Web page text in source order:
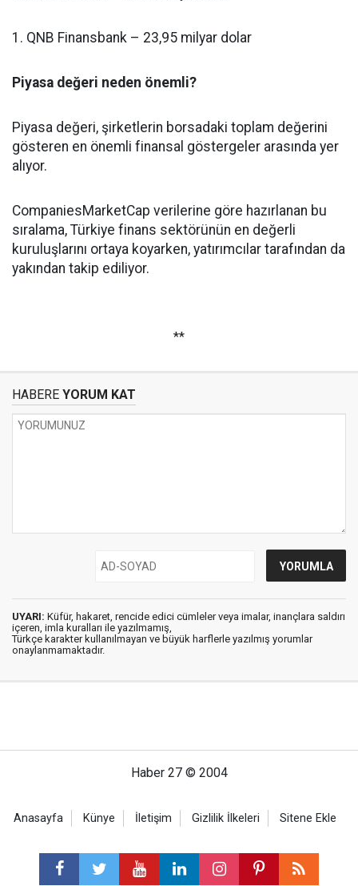
1. QNB Finansbank – 23,95 milyar dolar
Piyasa değeri neden önemli?
Piyasa değeri, şirketlerin borsadaki toplam değerini
gösteren en önemli finansal göstergeler arasında yer
alıyor.
CompaniesMarketCap verilerine göre hazırlanan bu
sıralama, Türkiye finans sektörünün en değerli
kuruluşlarını ortaya koyarken, yatırımcılar tarafından da
yakından takip ediliyor.
**
HABERE YORUM KAT
UYARI: Küfür, hakaret, rencide edici cümleler veya imalar, inançlara saldırı
içeren, imla kuralları ile yazılmamış,
Türkçe karakter kullanılmayan ve büyük harflerle yazılmış yorumlar
onaylanmamaktadır.
Haber 27 © 2004
Anasayfa Künye İletişim Gizlilik İlkeleri Sitene Ekle